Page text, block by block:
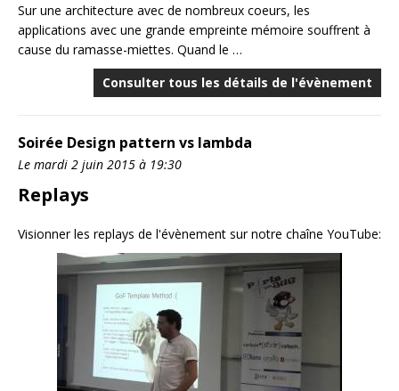
Sur une architecture avec de nombreux coeurs, les
applications avec une grande empreinte mémoire souffrent à
cause du ramasse-miettes. Quand le …
Consulter tous les détails de l'évènement
Soirée Design pattern vs lambda
Le mardi 2 juin 2015 à 19:30
Replays
Visionner les replays de l'évènement sur notre chaîne YouTube: